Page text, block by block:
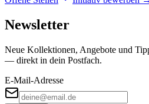
Newsletter
Neue Kollektionen, Angebote und
— direkt in dein Postfach.
E-Mail-Adresse